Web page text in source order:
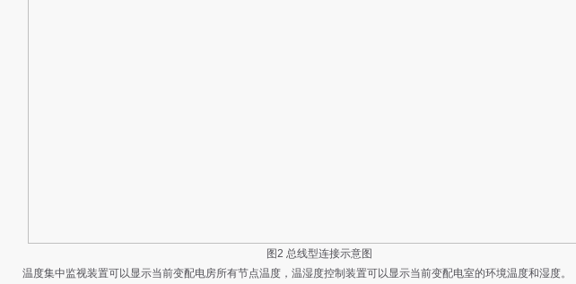
图2 总线型连接示意图
温度集中监视装置可以显示当前变配电房所有节点温度，温湿度控制装置可以显示当前变配电室的环境温度和湿度。